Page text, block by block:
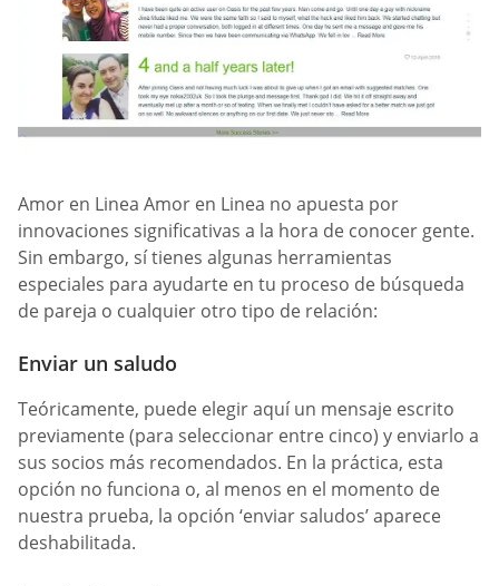
Amor en Linea Amor en Linea no apuesta por
innovaciones significativas a la hora de conocer gente.
Sin embargo, sí tienes algunas herramientas
especiales para ayudarte en tu proceso de búsqueda
de pareja o cualquier otro tipo de relación:
Enviar un saludo
Teóricamente, puede elegir aquí un mensaje escrito
previamente (para seleccionar entre cinco) y enviarlo a
sus socios más recomendados. En la práctica, esta
opción no funciona o, al menos en el momento de
nuestra prueba, la opción ‘enviar saludos’ aparece
deshabilitada.